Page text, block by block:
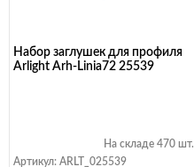
Набор заглушек для профиля
Arlight Arh-Linia72 25539
На складе 470 шт.
Артикул: ARLT_025539